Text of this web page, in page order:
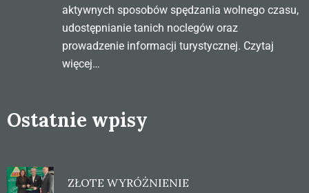
aktywnych sposobów spędzania wolnego czasu,
udostępnianie tanich noclegów oraz
prowadzenie informacji turystycznej. Czytaj
więcej…
Ostatnie wpisy
ZŁOTE WYRÓŻNIENIE